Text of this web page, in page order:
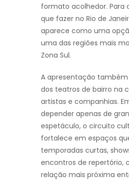
formato acolhedor. Para
que fazer no Rio de
aparece como uma
uma das regiões mais
Zona Sul.
A apresentação
dos teatros de bairro na
artistas e companhias.
depender apenas de
espetáculo, o circuito
fortalece em espaços
temporadas curtas,
encontros de repertório,
relação mais próxima